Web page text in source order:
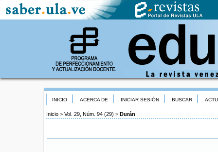
INICIO ACERCA DE INICIAR SESIÓN BUSCAR
Inicio > Vol. 29, Núm. 94 (29) > Durán